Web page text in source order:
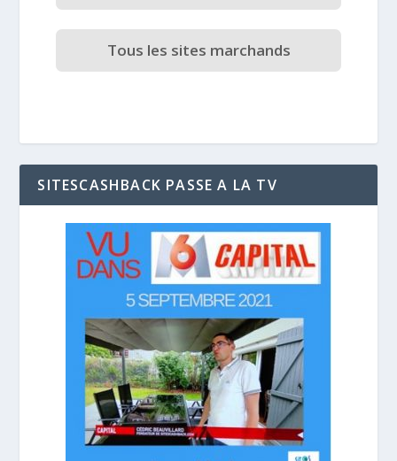
Tous les sites marchands
SITESCASHBACK PASSE A LA TV